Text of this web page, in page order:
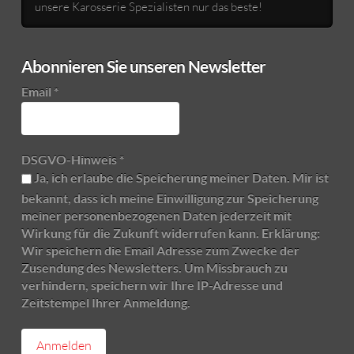
unsere Karosserie Spezialisten nur das beste!
Abonnieren Sie unseren Newsletter
Email *
DSGVO-Hinweis*
Ja, ich erlaube die Speicherung meiner Daten. Mir ist
bekannt, dass ich meine Einwilligung zur Speicherung
meiner personenbezogenen Daten jederzeit mit
Wirkung für die Zukunft widerrufen kann. Erklärung:
Wir speichern die Email Adresse zum Zwecke der
Zusendung des Newsletters. Um Missbrauch zu
verhindern, speichern wir Ihre IP-Adresse und
Zeitstempel Ihrer Anmeldung.